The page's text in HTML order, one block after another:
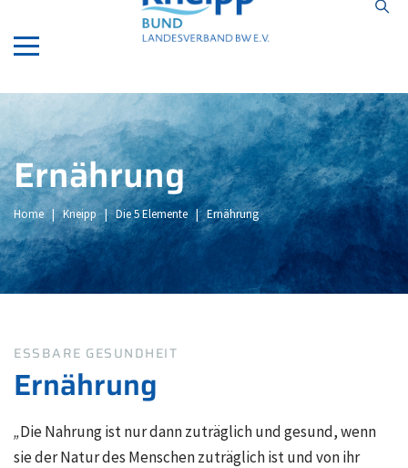
ApotheekEindhoven.com
Ernährung
Home|Kneipp |Die 5 Elemente | Ernährung
ESSBARE GESUNDHEIT
Ernährung
„Die Nahrung ist nur dann zuträglich und gesund, wenn
sie der Natur des Menschen zuträglich ist und von ihr